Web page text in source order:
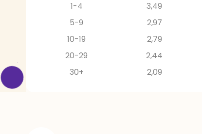
1-4
3,49
5-9
2,97
10-19
2,79
20-29
2,44
30+
2,09